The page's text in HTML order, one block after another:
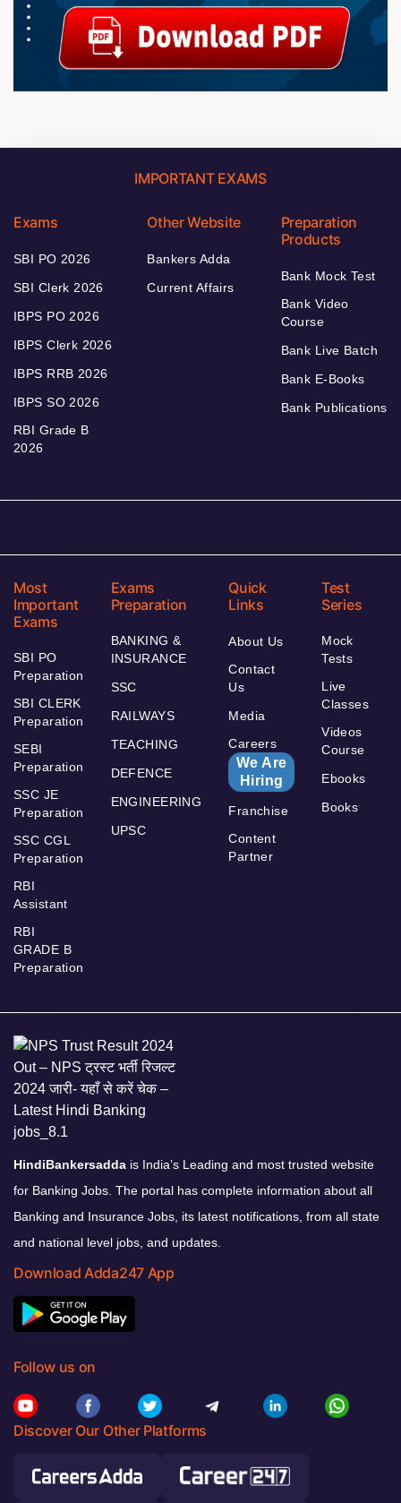
IMPORTANT EXAMS
Exams
SBI PO 2026
SBI Clerk 2026
IBPS PO 2026
IBPS Clerk 2026
IBPS RRB 2026
IBPS SO 2026
RBI Grade B
2026
Other Website
Bankers Adda
Current Affairs
Preparation
Products
Bank Mock Test
Bank Video
Course
Bank Live Batch
Bank E-Books
Bank Publications
Most
Important
Exams
SBI PO
Preparation
SBI CLERK
Preparation
SEBI
Preparation
SSC JE
Preparation
SSC CGL
Preparation
RBI
Assistant
RBI
GRADE B
Preparation
Exams
Preparation
BANKING &
INSURANCE
SSC
RAILWAYS
TEACHING
DEFENCE
ENGINEERING
UPSC
Quick
Links
About Us
Contact
Us
Media
Careers
We Are
Hiring
Franchise
Content
Partner
Test
Series
Mock
Tests
Live
Classes
Videos
Course
Ebooks
Books
HindiBankersadda is India’s Leading and most trusted website
for Banking Jobs. The portal has complete information about all
Banking and Insurance Jobs, its latest notifications, from all state
and national level jobs, and updates.
Download Adda247 App
Follow us on
Discover Our Other Platforms